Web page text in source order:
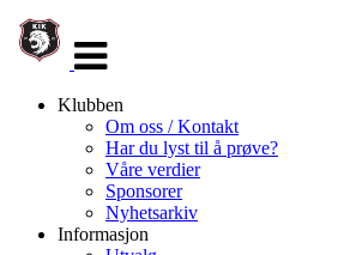
navigasjon
Klubben
Om oss / Kontakt
Har du lyst til å prøve?
Våre verdier
Sponsorer
Nyhetsarkiv
Informasjon